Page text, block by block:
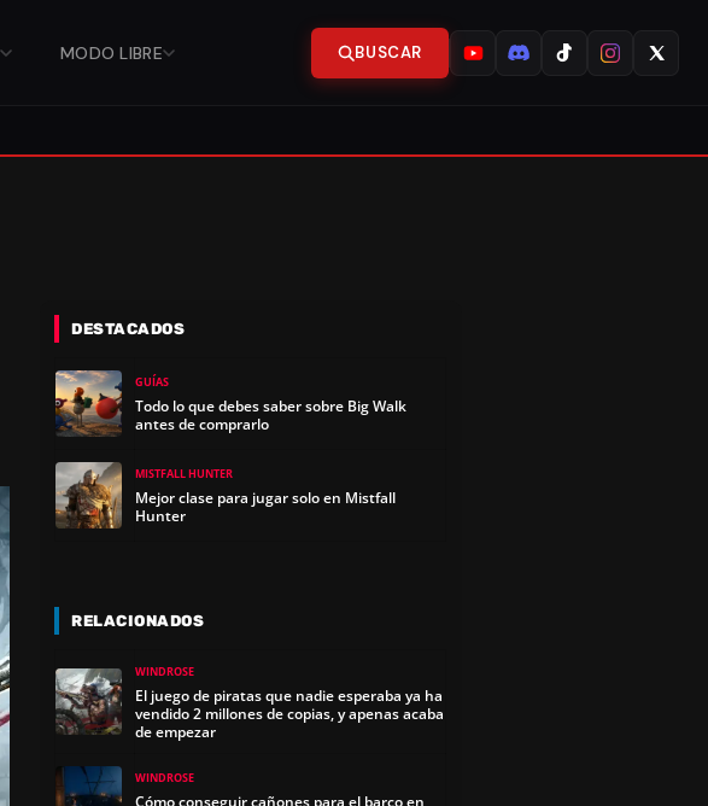
MODO LIBRE BUSCAR
DESTACADOS
GUÍAS
Todo lo que debes saber sobre Big Walk
antes de comprarlo
MISTFALL HUNTER
Mejor clase para jugar solo en Mistfall
Hunter
RELACIONADOS
WINDROSE
El juego de piratas que nadie esperaba ya ha
vendido 2 millones de copias, y apenas acaba
de empezar
WINDROSE
Cómo conseguir cañones para el barco en